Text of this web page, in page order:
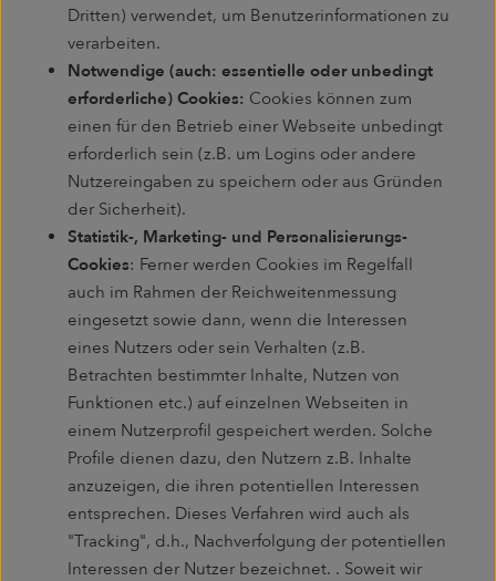
Dritten) verwendet, um Benutzerinformationen zu
verarbeiten.
Notwendige (auch: essentielle oder unbedingt
erforderliche) Cookies: Cookies können zum
einen für den Betrieb einer Webseite unbedingt
erforderlich sein (z.B. um Logins oder andere
Nutzereingaben zu speichern oder aus Gründen
der Sicherheit).
Statistik-, Marketing- und Personalisierungs-
Cookies: Ferner werden Cookies im Regelfall
auch im Rahmen der Reichweitenmessung
eingesetzt sowie dann, wenn die Interessen
eines Nutzers oder sein Verhalten (z.B.
Betrachten bestimmter Inhalte, Nutzen von
Funktionen etc.) auf einzelnen Webseiten in
einem Nutzerprofil gespeichert werden. Solche
Profile dienen dazu, den Nutzern z.B. Inhalte
anzuzeigen, die ihren potentiellen Interessen
entsprechen. Dieses Verfahren wird auch als
"Tracking", d.h., Nachverfolgung der potentiellen
Interessen der Nutzer bezeichnet. . Soweit wir